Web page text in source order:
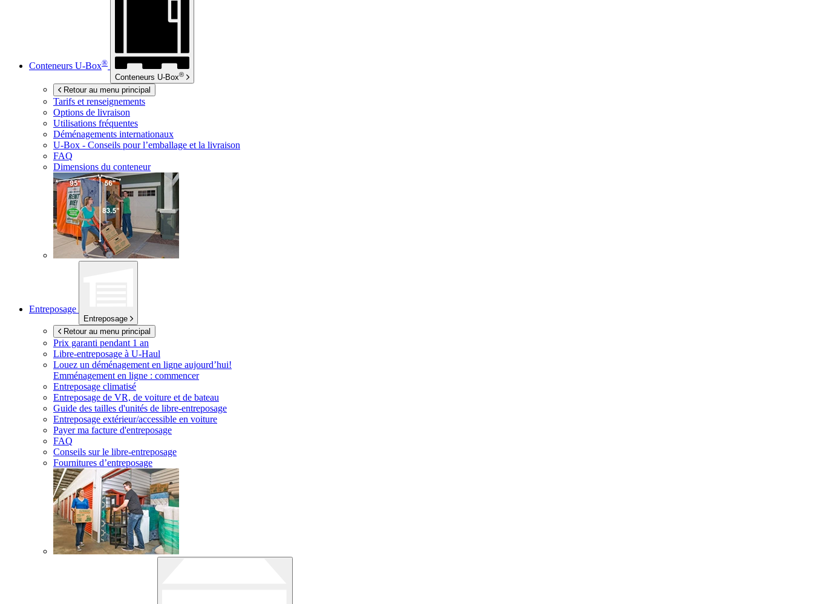
Conteneurs U-Box®
Conteneurs U-Box®
Retour au menu principal
Tarifs et renseignements
Options de livraison
Utilisations fréquentes
Déménagements internationaux
U-Box - Conseils pour l’emballage et la livraison
FAQ
Dimensions du conteneur
Entreposage
Entreposage
Retour au menu principal
Prix garanti pendant 1 an
Libre-entreposage à U-Haul
Louez un déménagement en ligne aujourd’hui!
Emménagement en ligne : commencer
Entreposage climatisé
Entreposage de VR, de voiture et de bateau
Guide des tailles d'unités de libre-entreposage
Entreposage extérieur/accessible en voiture
Payer ma facture d'entreposage
FAQ
Conseils sur le libre-entreposage
Fournitures d’entreposage